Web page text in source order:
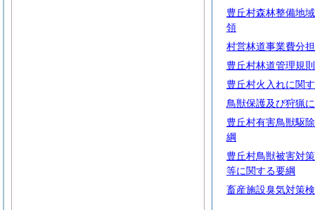
豊丘村森林整備地
領
村営林道事業費分
豊丘村林道管理規則
豊丘村火入れに関
鳥獣保護及び狩猟
豊丘村有害鳥獣駆
綱
豊丘村鳥獣被害対
等に関する要綱
畜産施設臭気対策